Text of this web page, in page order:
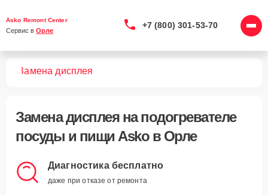
Asko Remont Center
Сервис в Орле
+7 (800) 301-53-70
Замена дисплея
Замена дисплеяна подогревателе
посуды и пищи Asko в Орле
Диагностика бесплатно
даже при отказе от ремонта